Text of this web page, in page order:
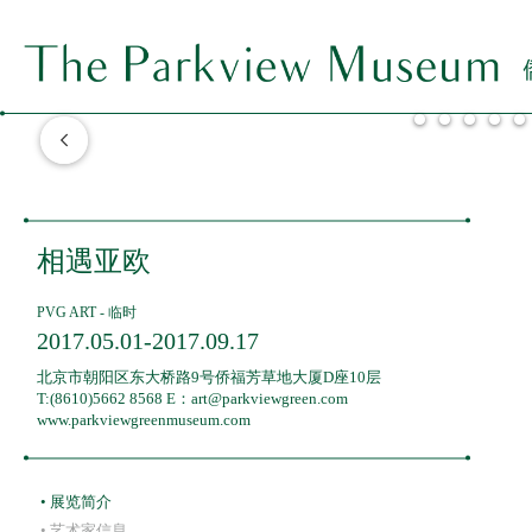
ABOUT ·
EXHIBITIONS ·展览
长期
临时
NEWS ·新闻
相遇亚欧
PVG ART - 临时
2017.05.01-2017.09.17
北京市朝阳区东大桥路9号侨福芳草地大厦D座10层
T:(8610)5662 8568 E：art@parkviewgreen.com
www.parkviewgreenmuseum.com
• 展览简介